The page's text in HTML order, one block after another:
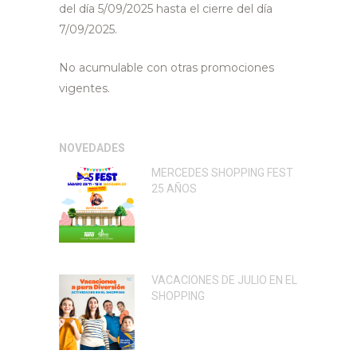
del día 5/09/2025 hasta el cierre del día
7/09/2025.
No acumulable con otras promociones
vigentes.
NOVEDADES
MERCEDES SHOPPING FEST
25 AÑOS
VACACIONES DE JULIO EN EL
SHOPPING